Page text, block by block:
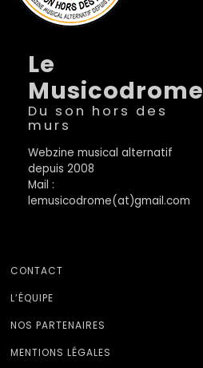
Le
Musicodrome
Du son hors des
murs
Webzine musical alternatif
depuis 2008
Mail :
lemusicodrome(at)gmail.com
CONTACT
L’ÉQUIPE
NOS PARTENAIRES
MENTIONS LÉGALES